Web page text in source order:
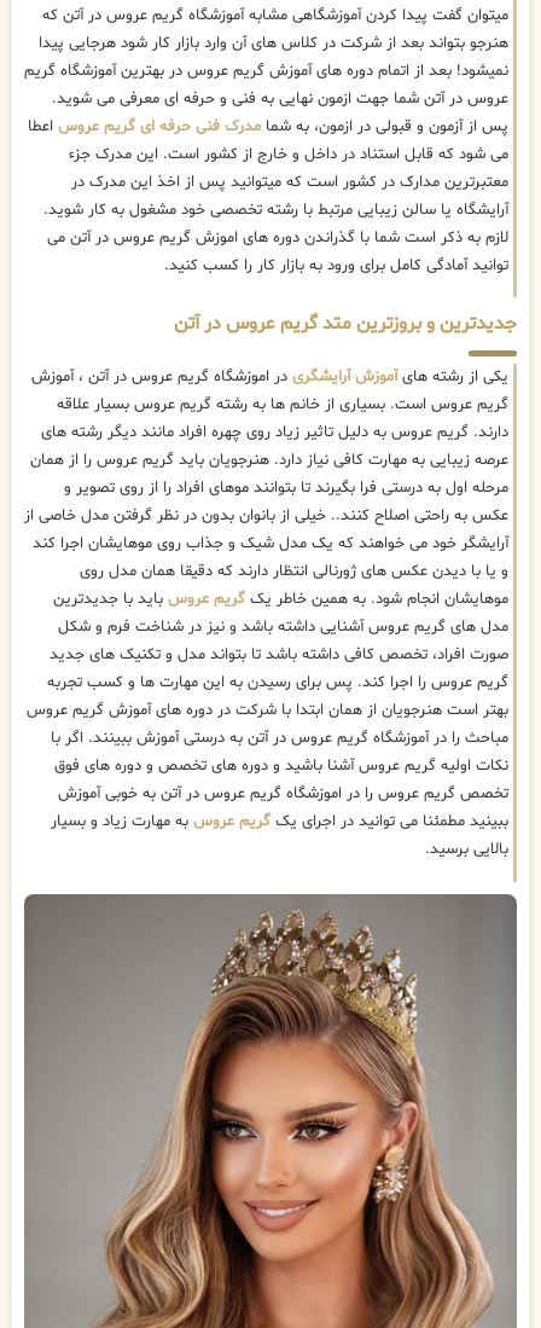
میتوان گفت پیدا کردن آموزشگاهی مشابه آموزشگاه گریم عروس در آتن که
هنرجو بتواند بعد از شرکت در کلاس های آن وارد بازار کار شود هرجایی پیدا
نمیشود! بعد از اتمام دوره های آموزش گریم عروس در بهترین آموزشگاه گریم
عروس در آتن شما جهت ازمون نهایی به فنی و حرفه ای معرفی می شوید.
پس از آزمون و قبولی در ازمون، به شما مدرک فنی حرفه ای گریم عروس اعطا
می شود که قابل استناد در داخل و خارج از کشور است. این مدرک جزء
معتبرترین مدارک در کشور است که میتوانید پس از اخذ این مدرک در
آرایشگاه یا سالن زیبایی مرتبط با رشته تخصصی خود مشغول به کار شوید.
لازم به ذکر است شما با گذراندن دوره های اموزش گریم عروس در آتن می
توانید آمادگی کامل برای ورود به بازار کار را کسب کنید.
جدیدترین و بروزترین متد گریم عروس در آتن
یکی از رشته هایآموزش آرایشگری در اموزشگاه گریم عروس در آتن ، آموزش
گریم عروس است. بسیاری از خانم ها به رشته گریم عروس بسیار علاقه
دارند. گریم عروس به دلیل تاثیر زیاد روی چهره افراد مانند دیگر رشته های
عرصه زیبایی به مهارت کافی نیاز دارد. هنرجویان باید گریم عروس را از همان
مرحله اول به درستی فرا بگیرند تا بتوانند موهای افراد را از روی تصویر و
عکس به راحتی اصلاح کنند.. خیلی از بانوان بدون در نظر گرفتن مدل خاصی از
آرایشگر خود می خواهند که یک مدل شیک و جذاب روی موهایشان اجرا کند
و یا با دیدن عکس های ژورنالی انتظار دارند که دقیقا همان مدل روی
موهایشان انجام شود. به همین خاطر یک گریم عروس باید با جدیدترین
مدل های گریم عروس آشنایی داشته باشد و نیز در شناخت فرم و شکل
صورت افراد، تخصص کافی داشته باشد تا بتواند مدل و تکنیک های جدید
گریم عروس را اجرا کند. پس برای رسیدن به این مهارت ها و کسب تجربه
بهتر است هنرجویان از همان ابتدا با شرکت در دوره های آموزش گریم عروس
مباحث را در آموزشگاه گریم عروس در آتن به درستی آموزش ببینند. اگر با
نکات اولیه گریم عروس آشنا باشید و دوره های تخصص و دوره های فوق
تخصص گریم عروس را در اموزشگاه گریم عروس در آتن به خوبی آموزش
ببینید مطمئنا می توانید در اجرای یک گریم عروس به مهارت زیاد و بسیار
بالایی برسید.